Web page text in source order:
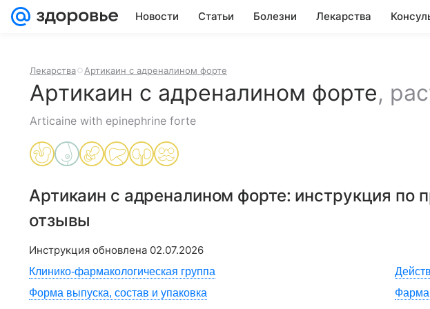
Новости Статьи Болезни Лекарства
Лекарства Артикаин с адреналином форте
Артикаин с адреналином форте,
Articaine with epinephrine forte
Артикаин с адреналином форте: инструкция по
отзывы
Инструкция обновлена 02.07.2026
Клинико-фармакологическая группа
Форма выпуска, состав и упаковка